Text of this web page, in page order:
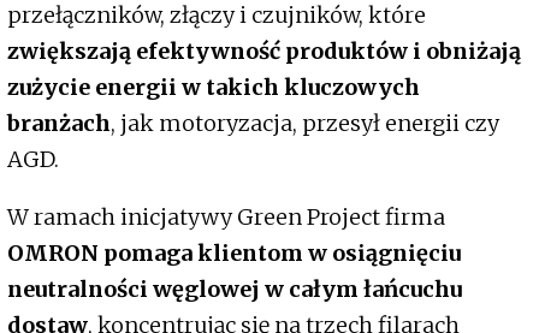
przełączników, złączy i czujników, które
zwiększają efektywność produktów i obniżają
zużycie energii w takich kluczowych
branżach, jak motoryzacja, przesył energii czy
AGD.
W ramach inicjatywy Green Project firma
OMRON pomaga klientom w osiągnięciu
neutralności węglowej w całym łańcuchu
dostaw, koncentrując się na trzech filarach